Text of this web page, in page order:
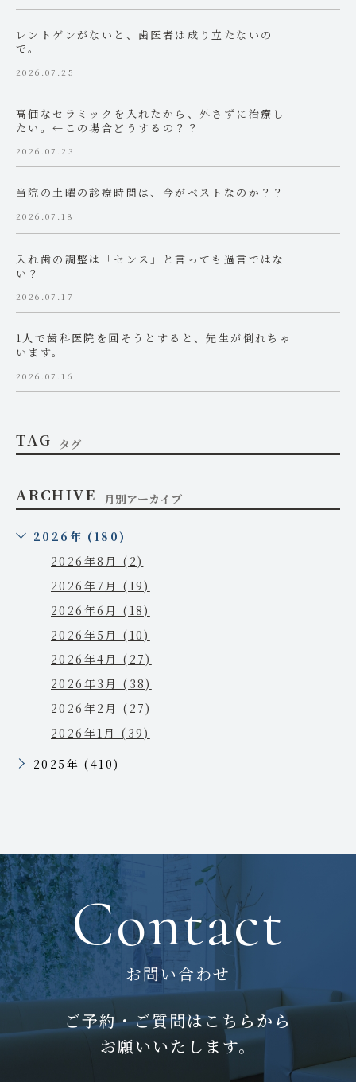
レントゲンがないと、歯医者は成り立たないの
で。
2026.07.25
高価なセラミックを入れたから、外さずに治療し
たい。←この場合どうするの？？
2026.07.23
当院の土曜の診療時間は、今がベストなのか？？
2026.07.18
入れ歯の調整は「センス」と言っても過言ではな
い？
2026.07.17
1人で歯科医院を回そうとすると、先生が倒れちゃ
います。
2026.07.16
TAG タグ
ARCHIVE 月別アーカイブ
2026年 (180)
2026年8月 (2)
2026年7月 (19)
2026年6月 (18)
2026年5月 (10)
2026年4月 (27)
2026年3月 (38)
2026年2月 (27)
2026年1月 (39)
2025年 (410)
Contact
お問い合わせ
ご予約・ご質問はこちらから
お願いいたします。